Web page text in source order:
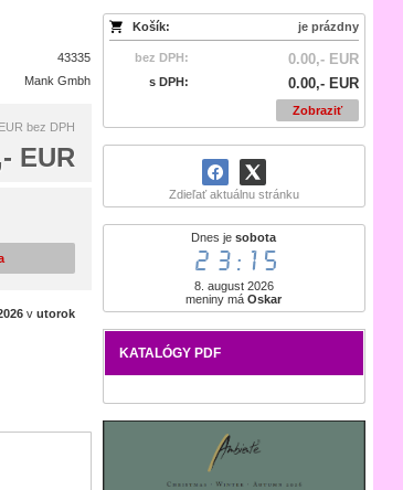
Košík: je prázdny
bez DPH: 0.00,- EUR
s DPH: 0.00,- EUR
Zobraziť
Zdieľať aktuálnu stránku
Dnes jesobota
23:15
8. august 2026
meniny máOskar
KATALÓGY PDF
43335
Mank Gmbh
bez DPH
EUR
v utorok